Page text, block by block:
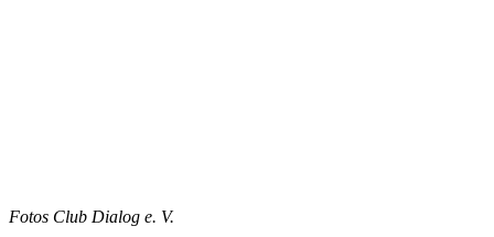
Fotos Club Dialog e. V.